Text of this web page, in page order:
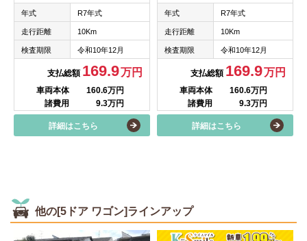
年式 R7年式
走行距離 10Km
検査期限 令和10年12月
支払総額 169.9万円
車両本体
160.6万円
諸費用
9.3万円
詳細はこちら
年式 R7年式
走行距離 10Km
検査期限 令和10年12月
支払総額 169.9万円
車両本体
160.6万円
諸費用
9.3万円
詳細はこちら
他の[5ドア ワゴン]ラインアップ